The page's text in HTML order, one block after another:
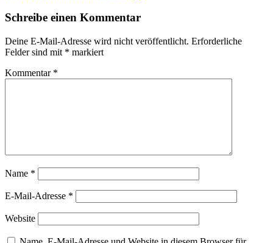
Schreibe einen Kommentar
Deine E-Mail-Adresse wird nicht veröffentlicht. Erforderliche
Felder sind mit * markiert
Kommentar *
Name *
E-Mail-Adresse *
Website